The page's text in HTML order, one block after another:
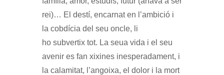
rei)… El destí, encarnat en l’ambició i
la cobdícia del seu oncle, li
ho subvertix tot. La seua vida i el seu
avenir es fan xixines inesperadament, i
la calamitat, l’angoixa, el dolor i la mort